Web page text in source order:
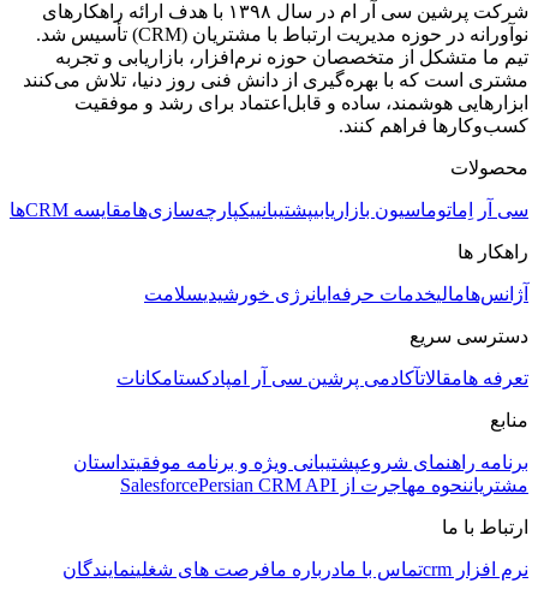
شرکت پرشین سی آر ام در سال ۱۳۹۸ با هدف ارائه راهکارهای
نوآورانه در حوزه مدیریت ارتباط با مشتریان (CRM) تأسیس شد.
تیم ما متشکل از متخصصان حوزه نرم‌افزار، بازاریابی و تجربه
مشتری است که با بهره‌گیری از دانش فنی روز دنیا، تلاش می‌کنند
ابزارهایی هوشمند، ساده و قابل‌اعتماد برای رشد و موفقیت
کسب‌وکارها فراهم کنند.
محصولات
سی آر اِماتوماسیون بازاریابیپشتیبانییکپارچه‌سازی‌هامقایسه CRMها
راهکار ها
آژانس‌هامالیخدمات حرفه‌ایانرژی خورشیدیسلامت
دسترسی سریع
تعرفه هامقالاتآکادمی پرشین سی آر امپادکستامکانات
منابع
برنامه راهنمای شروعپشتیبانی ویژه و برنامه موفقیتداستان
مشتریاننحوه مهاجرت از Salesforce Persian CRM API
ارتباط با ما
نرم افزار crm تماس با مادرباره مافرصت های شغلینمایندگان